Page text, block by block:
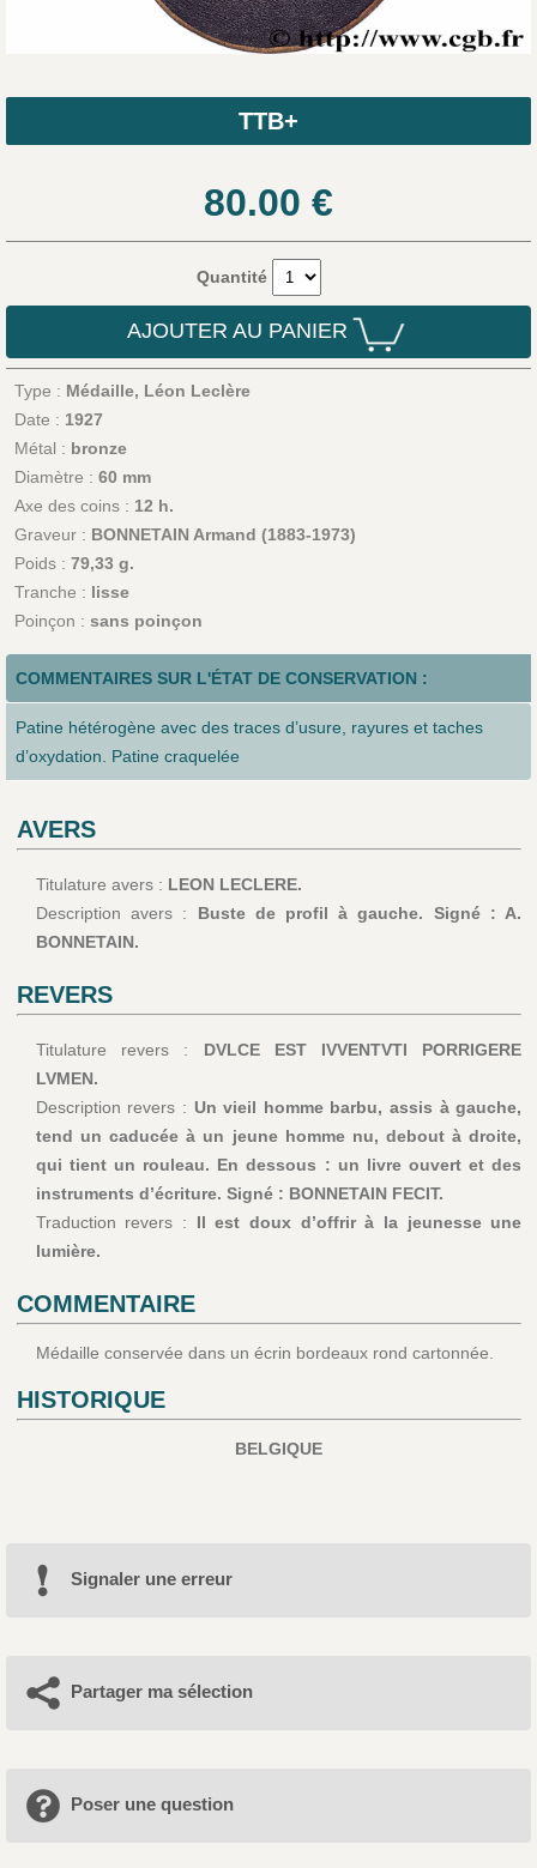
TTB+
80.00 €
Quantité
AJOUTER AU PANIER
Type : Médaille, Léon Leclère
Date : 1927
Métal : bronze
Diamètre : 60 mm
Axe des coins : 12 h.
Graveur : BONNETAIN Armand (1883-1973)
Poids : 79,33 g.
Tranche : lisse
Poinçon : sans poinçon
COMMENTAIRES SUR L'ÉTAT DE CONSERVATION :
Patine hétérogène avec des traces d’usure, rayures et taches
d’oxydation. Patine craquelée
AVERS
Titulature avers : LEON LECLERE.
Description avers : Buste de profil à gauche. Signé : A.
BONNETAIN.
REVERS
Titulature revers : DVLCE EST IVVENTVTI PORRIGERE
LVMEN.
Description revers : Un vieil homme barbu, assis à gauche,
tend un caducée à un jeune homme nu, debout à droite,
qui tient un rouleau. En dessous : un livre ouvert et des
instruments d’écriture. Signé : BONNETAIN FECIT.
Traduction revers : Il est doux d’offrir à la jeunesse une
lumière.
COMMENTAIRE
Médaille conservée dans un écrin bordeaux rond cartonnée.
HISTORIQUE
BELGIQUE
Signaler une erreur
Partager ma sélection
Poser une question